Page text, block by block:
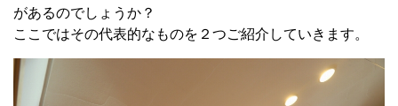
があるのでしょうか？
ここではその代表的なものを２つご紹介していきます。